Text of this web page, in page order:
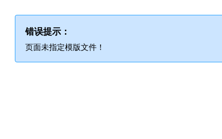
错误提示：
页面未指定模版文件！